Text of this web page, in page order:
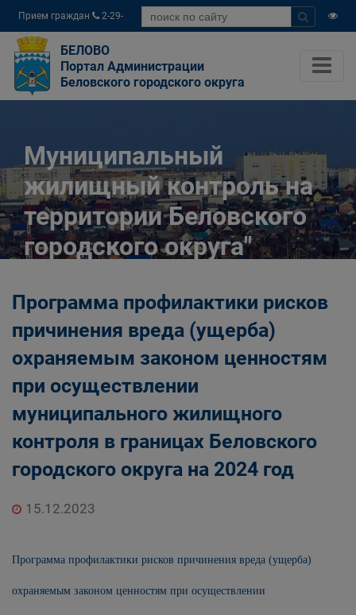
Прием граждан
2-29-
04
БЕЛОВО
Портал Администрации
Беловского городского округа
Муниципальный
жилищный контроль на
территории Беловского
городского округа"
Муниципальный контроль
Муниципальный жилищный контроль на
территории Беловского городского округа"
Программа профилактики рисков
причинения вреда (ущерба)
охраняемым законом ценностям
при осуществлении
муниципального жилищного
контроля в границах Беловского
городского округа на 2024 год
15.12.2023
Программа профилактики рисков причинения вреда (ущерба)
охраняемым законом ценностям при осуществлении